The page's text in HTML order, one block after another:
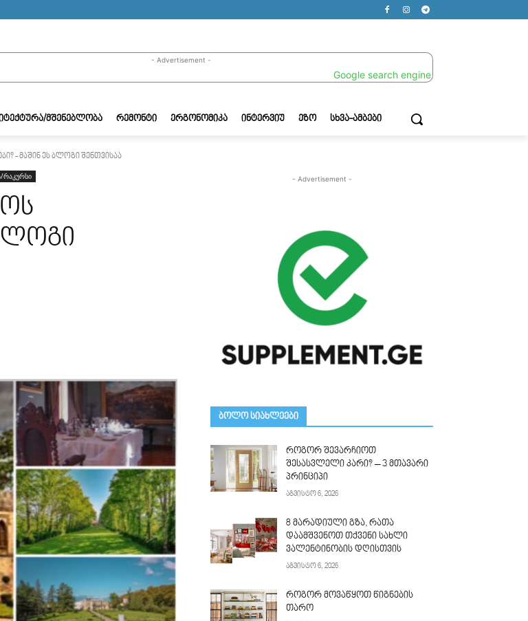
- Advertisement -
ᲛᲨᲔᲜᲔᲑᲚᲝᲑᲐ ᲠᲔᲛᲝᲜᲢᲘ ᲔᲠᲒᲝᲜᲝᲛᲘᲙᲐ ᲘᲜᲢᲔᲠᲕᲘᲣ ᲔᲖᲝ ᲡᲮᲕᲐ-ᲐᲛᲑᲔᲑᲘ
- მაშინ ეს ბლოგი შენთვისაა
რაკურსი - Advertisement -
ᲑᲝᲚᲝ ᲡᲘᲐᲮᲚᲔᲔᲑᲘ
როგორ შევარჩიოთ
შესასვლელი კარი? – 3 მთავარი
პრინციპი
აგვისტო 6, 2026
8 მარადიული გზა, რათა
დაამშვენოთ თქვენი სახლი
ვალენტინობის დღისთვის
აგვისტო 6, 2026
როგორ მოვაწყოთ წიგნების
თარო